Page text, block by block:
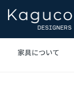
家具について